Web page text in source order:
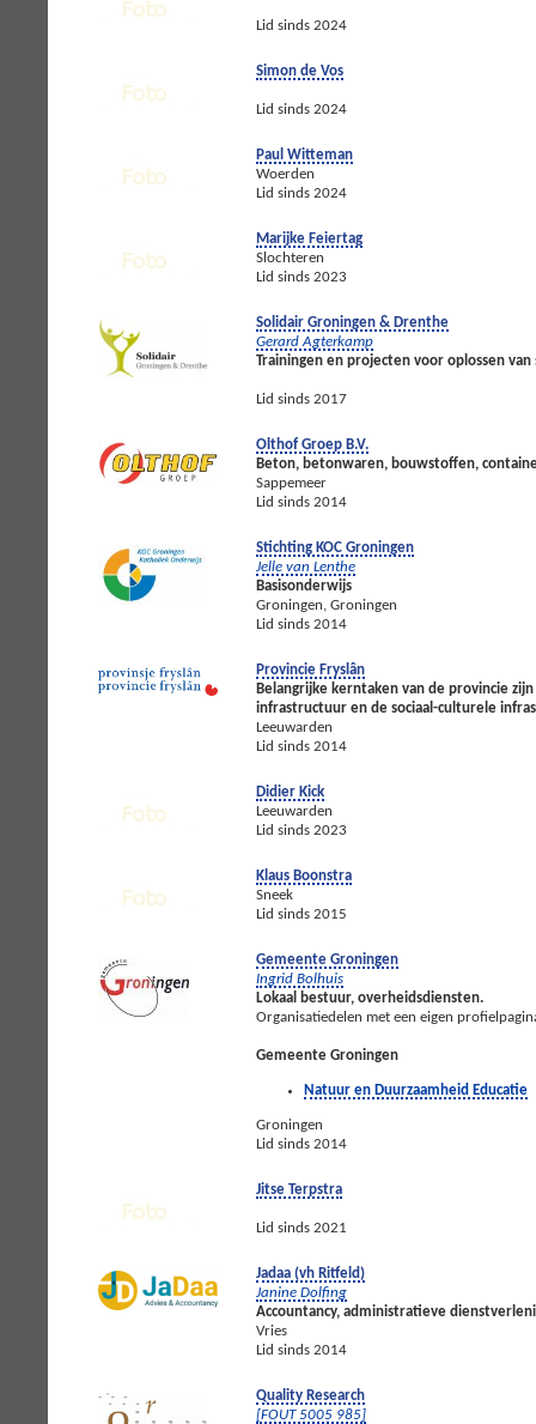
Lid sinds 2024
Simon de Vos
Lid sinds 2024
Paul Witteman
Woerden
Lid sinds 2024
Marijke Feiertag
Slochteren
Lid sinds 2023
Solidair Groningen & Drenthe
Gerard Agterkamp
Trainingen en projecten voor oplossen
Lid sinds 2017
Olthof Groep B.V.
Beton, betonwaren, bouwstoffen,
Sappemeer
Lid sinds 2014
Stichting KOC Groningen
Jelle van Lenthe
Basisonderwijs
Groningen, Groningen
Lid sinds 2014
Provincie Fryslân
Belangrijke kerntaken van de provincie
infrastructuur en de sociaal-culturele
Leeuwarden
Lid sinds 2014
Didier Kick
Leeuwarden
Lid sinds 2023
Klaus Boonstra
Sneek
Lid sinds 2015
Gemeente Groningen
Ingrid Bolhuis
Lokaal bestuur, overheidsdiensten.
Organisatiedelen met een eigen
Gemeente Groningen
Natuur en Duurzaamheid Educatie
Groningen
Lid sinds 2014
Jitse Terpstra
Lid sinds 2021
Jadaa (vh Ritfeld)
Janine Dolfing
Accountancy, administratieve
Vries
Lid sinds 2014
Quality Research
[FOUT 5005 985]